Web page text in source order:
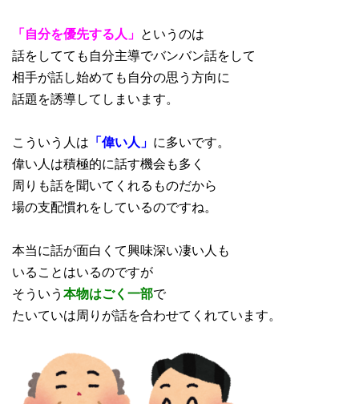
「自分を優先する人」 というのは
話をしてても自分主導でバンバン話をして
相手が話し始めても自分の思う方向に
話題を誘導してしまいます。
こういう人は 「偉い人」 に多いです。
偉い人は積極的に話す機会も多く
周りも話を聞いてくれるものだから
場の支配慣れをしているのですね。
本当に話が面白くて興味深い凄い人も
いることはいるのですが
そういう本物はごく一部で
たいていは周りが話を合わせてくれています。